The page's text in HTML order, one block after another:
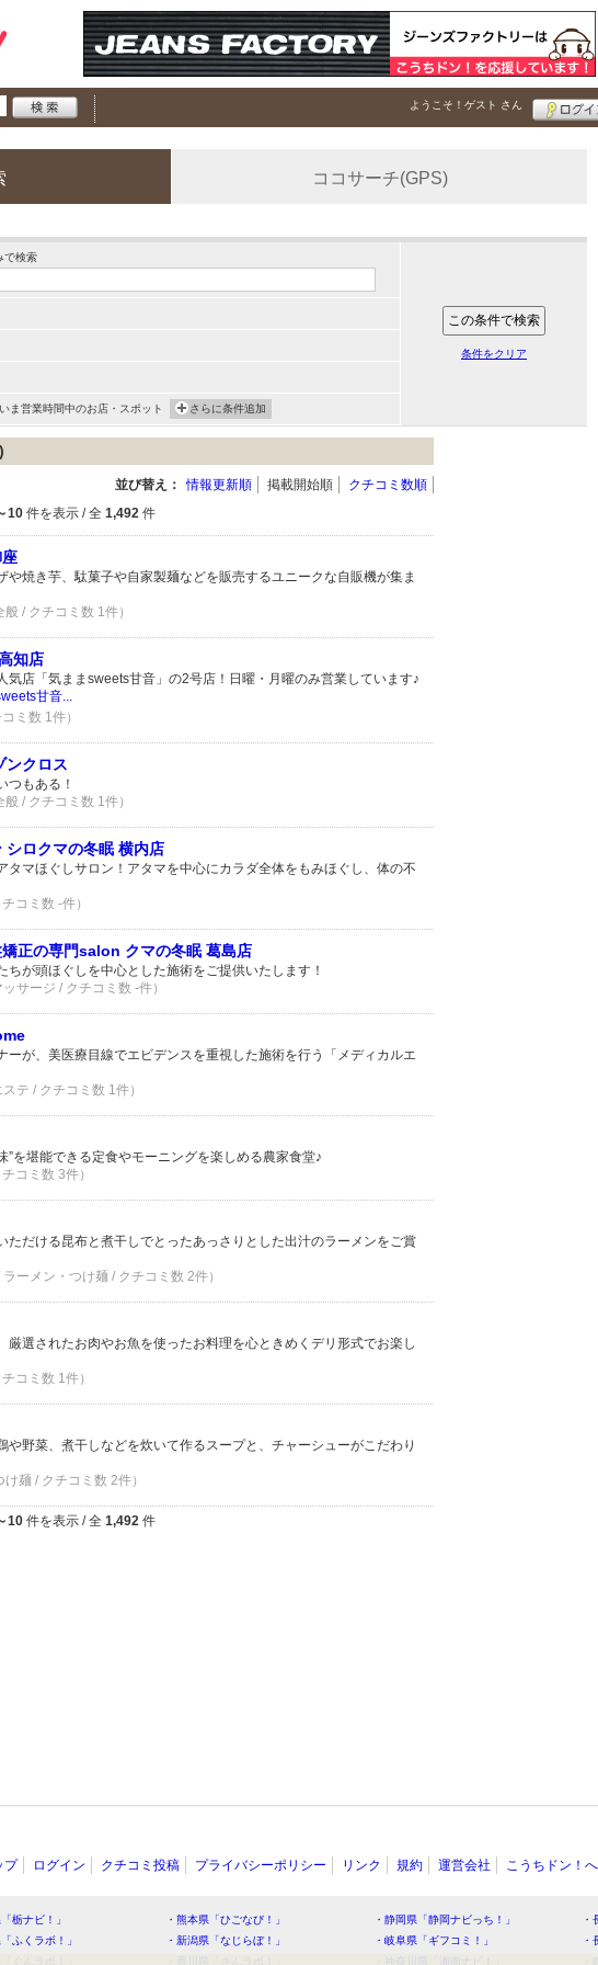
ようこそ！ ゲスト さん
ココサーチ(GPS)
で検索
いま営業時間中のお店・スポット さらに条件追加
条件をクリア
並び替え： 情報更新順 掲載開始順 クチコミ数順
10 件を表示 / 全 1,492 件
や焼き芋、駄菓子や自家製麺などを販売するユニークな自販機が集ま
般 / クチコミ数 1件）
知店
気店「気ままsweets甘音」の2号店！日曜・月曜のみ営業しています♪
甘音...
ミ数 1件）
ンクロス
つもある！
般 / クチコミ数 1件）
シロクマの冬眠 横内店
タマほぐしサロン！アタマを中心にカラダ全体をもみほぐし、体の不
コミ数 -件）
正の専門salon クマの冬眠 葛島店
ちが頭ほぐしを中心とした施術をご提供いたします！
ッサージ / クチコミ数 -件）
ーが、美医療目線でエビデンスを重視した施術を行う「メディカルエ
ステ / クチコミ数 1件）
”を堪能できる定食やモーニングを楽しめる農家食堂♪
コミ数 3件）
ただける昆布と煮干しでとったあっさりとした出汁のラーメンをご賞
ラーメン・つけ麺 / クチコミ数 2件）
厳選されたお肉やお魚を使ったお料理を心ときめくデリ形式でお楽し
コミ数 1件）
や野菜、煮干しなどを炊いて作るスープと、チャーシューがこだわり
け麺 / クチコミ数 2件）
10 件を表示 / 全 1,492 件
プ ログイン クチコミ投稿 プライバシーポリシー リンク 規約 運営会社 こうちドン！
栃ナビ！」 ・熊本県「ひごなび！」 ・静岡県「静岡ナビっち！」
・
ふくラボ！」
・新潟県「なじらぼ！」 ・岐阜県「ギフコミ！」
・